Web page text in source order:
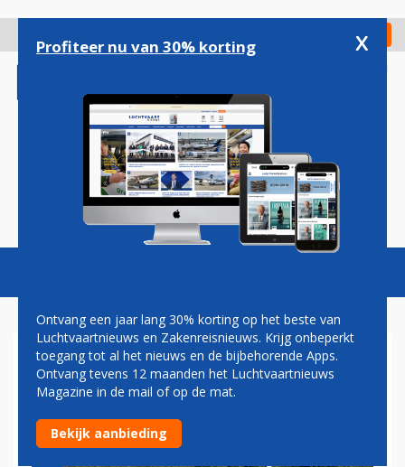
gaan
Check in
Magazine Podcasts Vacatures
SCHOTS LOGANAIR FLIRT
MET BRITISH AIRWAYS
Profiteer nu van 30% korting x
Ontvang een jaar lang 30% korting op het beste van
Luchtvaartnieuws en Zakenreisnieuws. Krijg onbeperkt
toegang tot al het nieuws en de bijbehorende Apps.
Ontvang tevens 12 maanden het Luchtvaartnieuws
Magazine in de mail of op de mat.
Bekijk aanbieding